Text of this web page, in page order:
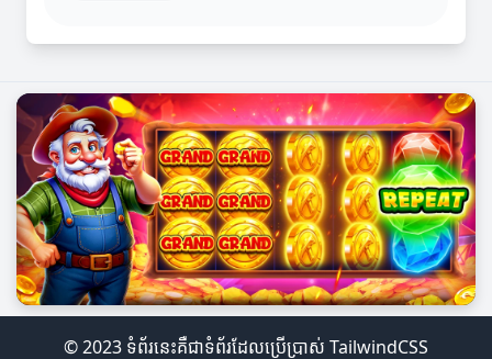
© 2023 ទំព័រនេះគឺជាទំព័រដែលប្រើប្រាស់ TailwindCSS